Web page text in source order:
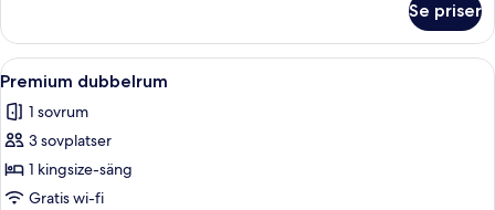
rum
Se priser
Öppna
alla
foton
för
Premium
dubbelrum
Ett modernt hotellrum med en säng
4
Premium dubbelrum
1 sovrum
3 sovplatser
1 kingsize-säng
Gratis wi-fi